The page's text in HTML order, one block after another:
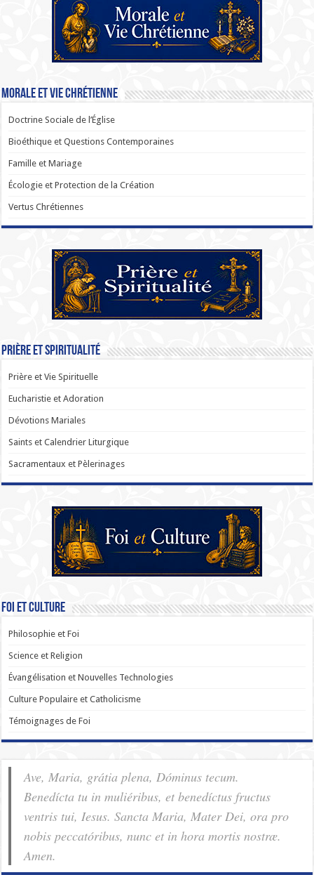
Morale et Vie Chrétienne
Doctrine Sociale de l’Église
Bioéthique et Questions Contemporaines
Famille et Mariage
Écologie et Protection de la Création
Vertus Chrétiennes
Prière et Spiritualité
Prière et Vie Spirituelle
Eucharistie et Adoration
Dévotions Mariales
Saints et Calendrier Liturgique
Sacramentaux et Pèlerinages
Foi et Culture
Philosophie et Foi
Science et Religion
Évangélisation et Nouvelles Technologies
Culture Populaire et Catholicisme
Témoignages de Foi
Ave, Maria, grátia plena, Dóminus tecum.
Benedícta tu in muliéribus, et benedíctus fructus
ventris tui, Iesus. Sancta Maria, Mater Dei, ora pro
nobis pec­ca­tóribus, nunc et in hora mortis nostræ.
Amen.